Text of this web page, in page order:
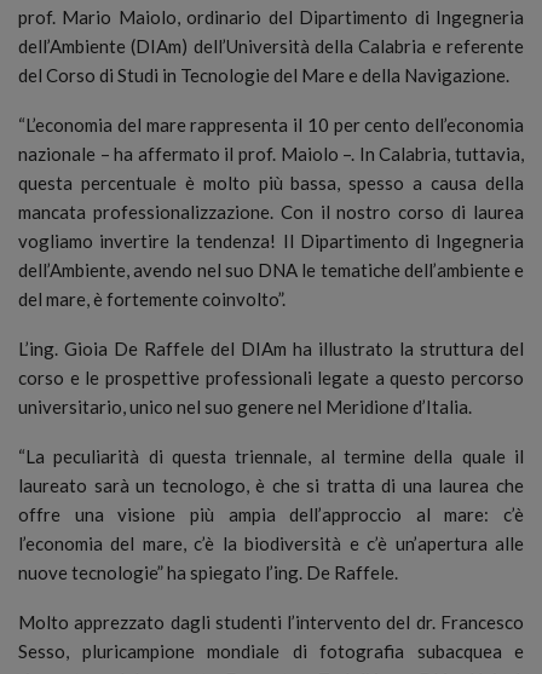
prof. Mario Maiolo, ordinario del Dipartimento di Ingegneria
dell’Ambiente (DIAm) dell’Università della Calabria e referente
del Corso di Studi in Tecnologie del Mare e della Navigazione.
“L’economia del mare rappresenta il 10 per cento dell’economia
nazionale – ha affermato il prof. Maiolo –. In Calabria, tuttavia,
questa percentuale è molto più bassa, spesso a causa della
mancata professionalizzazione. Con il nostro corso di laurea
vogliamo invertire la tendenza! Il Dipartimento di Ingegneria
dell’Ambiente, avendo nel suo DNA le tematiche dell’ambiente e
del mare, è fortemente coinvolto”.
L’ing. Gioia De Raffele del DIAm ha illustrato la struttura del
corso e le prospettive professionali legate a questo percorso
universitario, unico nel suo genere nel Meridione d’Italia.
“La peculiarità di questa triennale, al termine della quale il
laureato sarà un tecnologo, è che si tratta di una laurea che
offre una visione più ampia dell’approccio al mare: c’è
l’economia del mare, c’è la biodiversità e c’è un’apertura alle
nuove tecnologie” ha spiegato l’ing. De Raffele.
Molto apprezzato dagli studenti l’intervento del dr. Francesco
Sesso, pluricampione mondiale di fotografia subacquea e